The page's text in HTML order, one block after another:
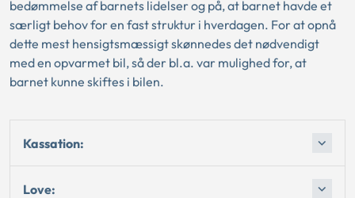
bedømmelse af barnets lidelser og på, at barnet havde et
særligt behov for en fast struktur i hverdagen. For at opnå
dette mest hensigtsmæssigt skønnedes det nødvendigt
med en opvarmet bil, så der bl.a. var mulighed for, at
barnet kunne skiftes i bilen.
Kassation:
Love: